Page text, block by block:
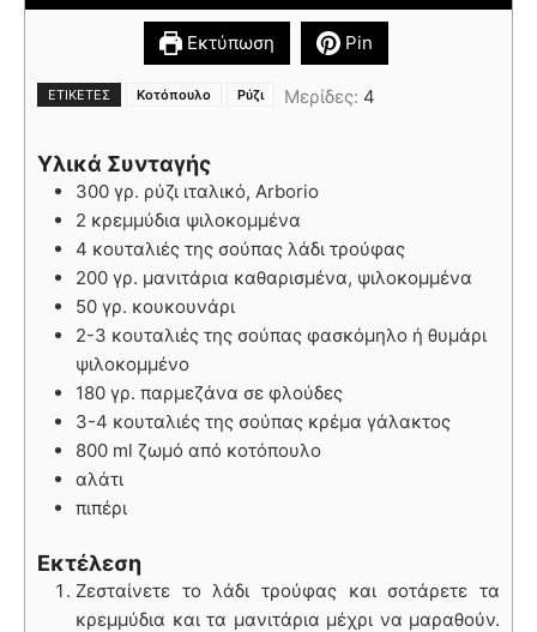
Εκτύπωση Pin
ΕΤΙΚΈΤΕΣ Κοτόπουλο Ρύζι Μερίδες: 4
Υλικά Συνταγής
300 γρ. ρύζι ιταλικό, Arborio
2 κρεμμύδια ψιλοκομμένα
4 κουταλιές της σούπας λάδι τρούφας
200 γρ. μανιτάρια καθαρισμένα, ψιλοκομμένα
50 γρ. κουκουνάρι
2-3 κουταλιές της σούπας φασκόμηλο ή θυμάρι
ψιλοκομμένο
180 γρ. παρμεζάνα σε φλούδες
3-4 κουταλιές της σούπας κρέμα γάλακτος
800 ml ζωμό από κοτόπουλο
αλάτι
πιπέρι
Εκτέλεση
Ζεσταίνετε το λάδι τρούφας και σοτάρετε τα
κρεμμύδια και τα μανιτάρια μέχρι να μαραθούν.